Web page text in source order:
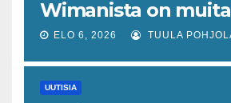
Wimanista on
keinoja pelastaa
ELO 6, 2026 TUULA
UUTISIA